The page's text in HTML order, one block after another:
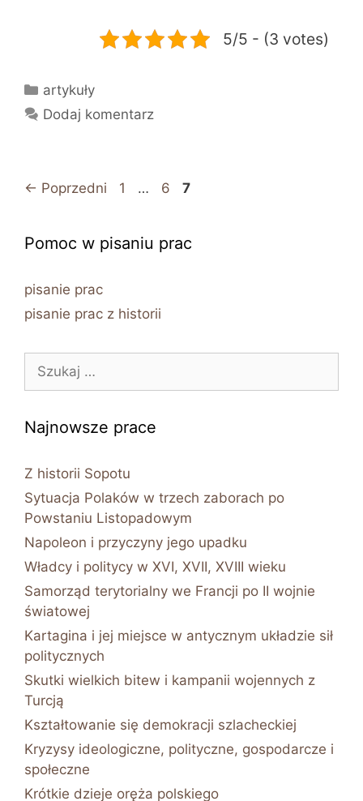
5/5 - (3 votes)
Kategorie
artykuły
Dodaj komentarz
← Poprzedni Strona
1 … Strona
6 Strona
7
Pomoc w pisaniu prac
pisanie prac
pisanie prac z historii
Najnowsze prace
Z historii Sopotu
Sytuacja Polaków w trzech zaborach po
Powstaniu Listopadowym
Napoleon i przyczyny jego upadku
Władcy i politycy w XVI, XVII, XVIII wieku
Samorząd terytorialny we Francji po II wojnie
światowej
Kartagina i jej miejsce w antycznym układzie sił
politycznych
Skutki wielkich bitew i kampanii wojennych z
Turcją
Kształtowanie się demokracji szlacheckiej
Kryzysy ideologiczne, polityczne, gospodarcze i
społeczne
Krótkie dzieje oręża polskiego